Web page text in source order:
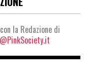
la Redazione di